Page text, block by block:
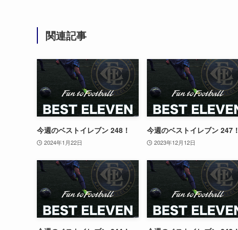
関連記事
今週のベストイレブン 248！
2024年1月22日
今週のベストイレブン 247！
2023年12月12日